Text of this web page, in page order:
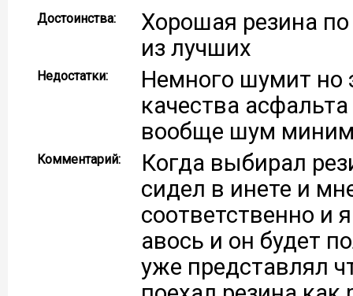
Достоинства:
Хорошая резина
из лучших
Недостатки:
Немного шумит но
качества
вообще шум
Комментарий:
Когда выбирал
сидел в инете и
соответственно и
авось и он будет
уже представлял